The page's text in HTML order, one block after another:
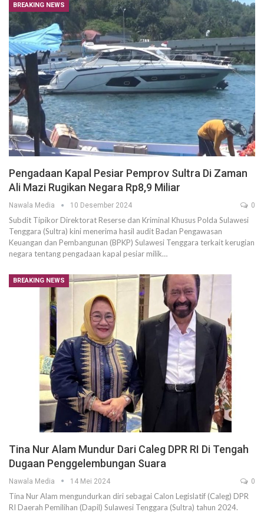
BREAKING NEWS
Pengadaan Kapal Pesiar Pemprov Sultra Di Zaman
Ali Mazi Rugikan Negara Rp8,9 Miliar
Nawala Media 10 Desember 2024 0
Subdit Tipikor Direktorat Reserse dan Kriminal Khusus Polda Sulawesi
Tenggara (Sultra) kini menerima hasil audit Badan Pengawasan
Keuangan dan Pembangunan (BPKP) Sulawesi Tenggara terkait kerugian
negara tentang pengadaan kapal pesiar milik…
BREAKING NEWS
Tina Nur Alam Mundur Dari Caleg DPR RI Di Tengah
Dugaan Penggelembungan Suara
Nawala Media 14 Mei 2024 0
Tina Nur Alam mengundurkan diri sebagai Calon Legislatif (Caleg) DPR
RI Daerah Pemilihan (Dapil) Sulawesi Tenggara (Sultra) tahun 2024.